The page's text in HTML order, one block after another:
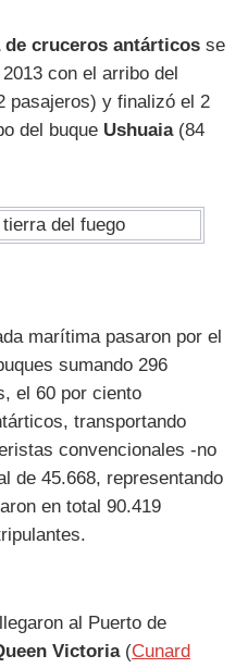
de cruceros antárticos se
con el arribo del
pasajeros) y finalizó el 2
del buque Ushuaia(84
marítima pasaron por el
sumando 296
el 60 por ciento
transportando
convencionales -no
de 45.668, representando
en total 90.419
al Puerto de
Victoria(Cunard